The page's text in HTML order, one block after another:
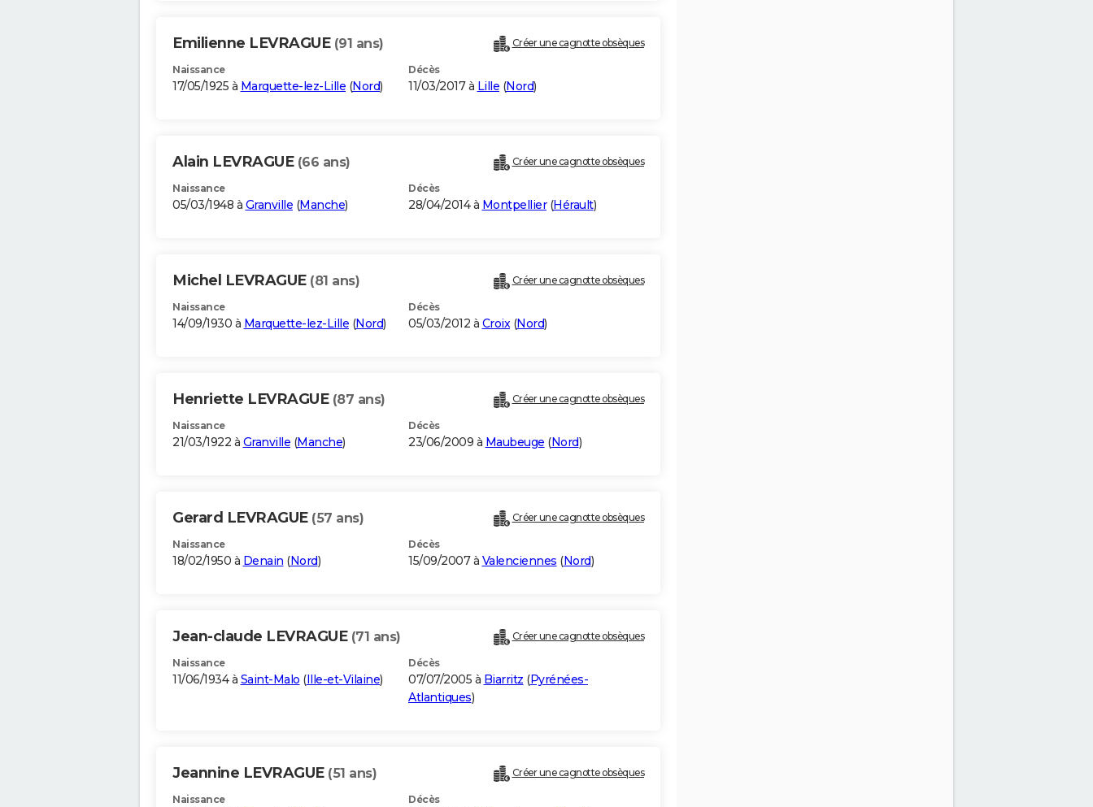
Emilienne LEVRAGUE (91 ans) Créer une cagnotte obsèques
Naissance
17/05/1925 à Marquette-lez-Lille (Nord)
Décès
11/03/2017 à Lille (Nord)
Alain LEVRAGUE (66 ans) Créer une cagnotte obsèques
Naissance
05/03/1948 à Granville (Manche)
Décès
28/04/2014 à Montpellier(Hérault)
Michel LEVRAGUE (81 ans) Créer une cagnotte obsèques
Naissance
14/09/1930 à Marquette-lez-Lille (Nord)
Décès
05/03/2012 à Croix(Nord)
Henriette LEVRAGUE (87 ans) Créer une cagnotte obsèques
Naissance
21/03/1922 à Granville (Manche)
Décès
23/06/2009 à Maubeuge (Nord)
Gerard LEVRAGUE (57 ans) Créer une cagnotte obsèques
Naissance
18/02/1950 à Denain (Nord)
Décès
15/09/2007 à Valenciennes (Nord)
Jean-claude LEVRAGUE (71 ans) Créer une cagnotte obsèques
Naissance
11/06/1934 à Saint-Malo (Ille-et-Vilaine)
Décès
07/07/2005 à Biarritz (Pyrénées-
Atlantiques)
Jeannine LEVRAGUE (51 ans) Créer une cagnotte obsèques
Naissance Décès